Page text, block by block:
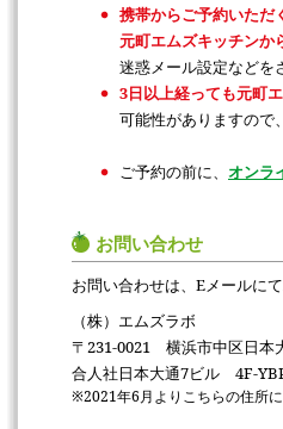
携帯からご予約いただ
元町エムズキッチンか
迷惑メール設定などを
3日以上経っても元町
可能性がありますので
ご予約の前に、 オンラ
お問い合わせ
お問い合わせは、Eメールにて
（株）エムズラボ
〒231-0021 横浜市中区日本
合人社日本大通7ビル 4F-
※2021年6月よりこちらの住所